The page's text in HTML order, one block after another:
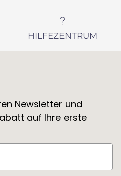
HILFEZENTRUM
Newsletter und
auf Ihre erste